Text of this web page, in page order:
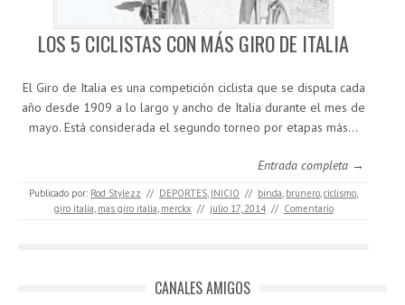
LOS 5 CICLISTAS CON MÁS GIRO DE ITALIA
El Giro de Italia es una competición ciclista que se disputa cada
año desde 1909 a lo largo y ancho de Italia durante el mes de
mayo. Está considerada el segundo torneo por etapas más…
Entrada completa →
Publicado por: Rod Stylezz // DEPORTES, INICIO // binda, brunero,ciclismo,
giro italia, mas giro italia, merckx // julio 17, 2014 // Comentario
CANALES AMIGOS